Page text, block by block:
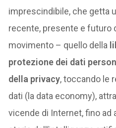
imprescindibile, che getta
recente, presente e futuro
movimento – quello della
protezione dei dati
della privacy, toccando le
dati (la data economy),
vicende di Internet, fino ad